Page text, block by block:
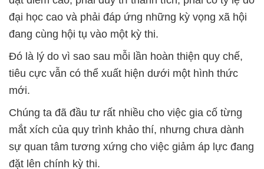
đại học cao và phải đáp ứng những kỳ vọng xã hội
đang cùng hội tụ vào một kỳ thi.
Đó là lý do vì sao sau mỗi lần hoàn thiện quy chế,
tiêu cực vẫn có thể xuất hiện dưới một hình thức
mới.
Chúng ta đã đầu tư rất nhiều cho việc gia cố từng
mắt xích của quy trình khảo thí, nhưng chưa dành
sự quan tâm tương xứng cho việc giảm áp lực đang
đặt lên chính kỳ thi.